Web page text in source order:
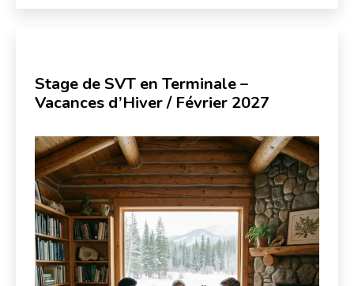
Stage de SVT en Terminale –
Vacances d’Hiver / Février 2027